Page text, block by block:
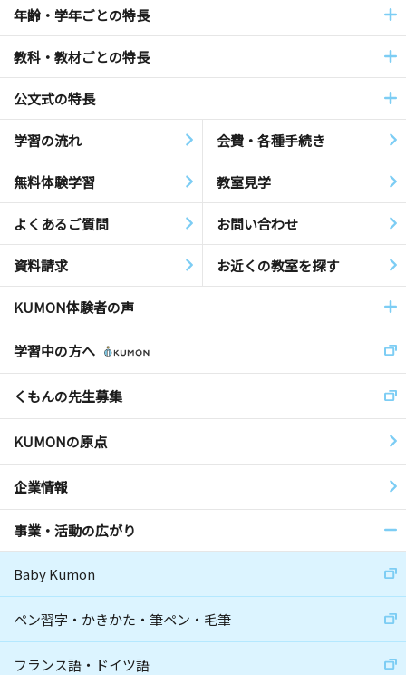
年齢・学年ごとの特長
教科・教材ごとの特長
公文式の特長
学習の流れ 会費・各種手続き
無料体験学習 教室見学
よくあるご質問 お問い合わせ
資料請求 お近くの教室を探す
KUMON体験者の声
学習中の方へ
くもんの先生募集
KUMONの原点
企業情報
事業・活動の広がり
Baby Kumon
ペン習字・かきかた・筆ペン・毛筆
フランス語・ドイツ語